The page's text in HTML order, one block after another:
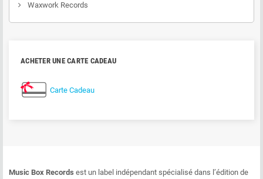
Waxwork Records
ACHETER UNE CARTE CADEAU
Carte Cadeau
Music Box Records est un label indépendant spécialisé dans l’édition de